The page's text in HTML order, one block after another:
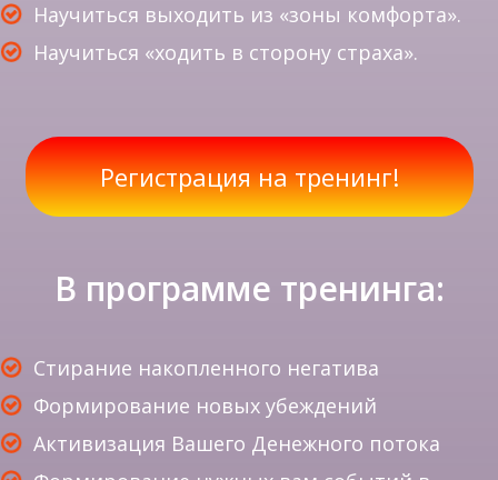
Научиться выходить из «зоны комфорта».
Научиться «ходить в сторону страха».
Регистрация на тренинг!
В программе тренинга:
Стирание накопленного негатива
Формирование новых убеждений
Активизация Вашего Денежного потока